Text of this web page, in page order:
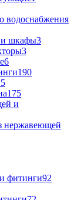
водоснабжения
и шкафы3
3
6
190
175
и
нержавеющей
фитинги92